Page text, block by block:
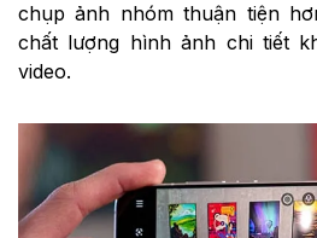
chụp ảnh nhóm thuận tiện
chất lượng hình ảnh chi tiết
video.